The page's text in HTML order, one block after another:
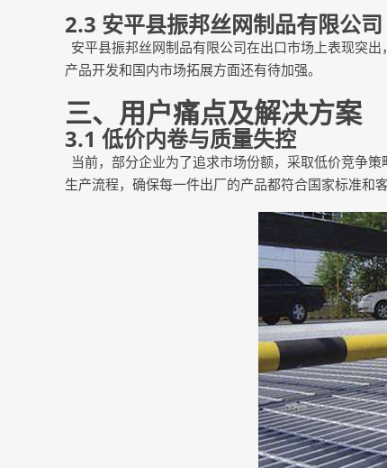
2.3 安平县振邦丝网制品有限公司
安平县振邦丝网制品有限公司在出口市场上表现突
产品开发和国内市场拓展方面还有待加强。
三、用户痛点及解决方案
3.1 低价内卷与质量失控
当前，部分企业为了追求市场份额，采取低价竞争
生产流程，确保每一件出厂的产品都符合国家标准和客